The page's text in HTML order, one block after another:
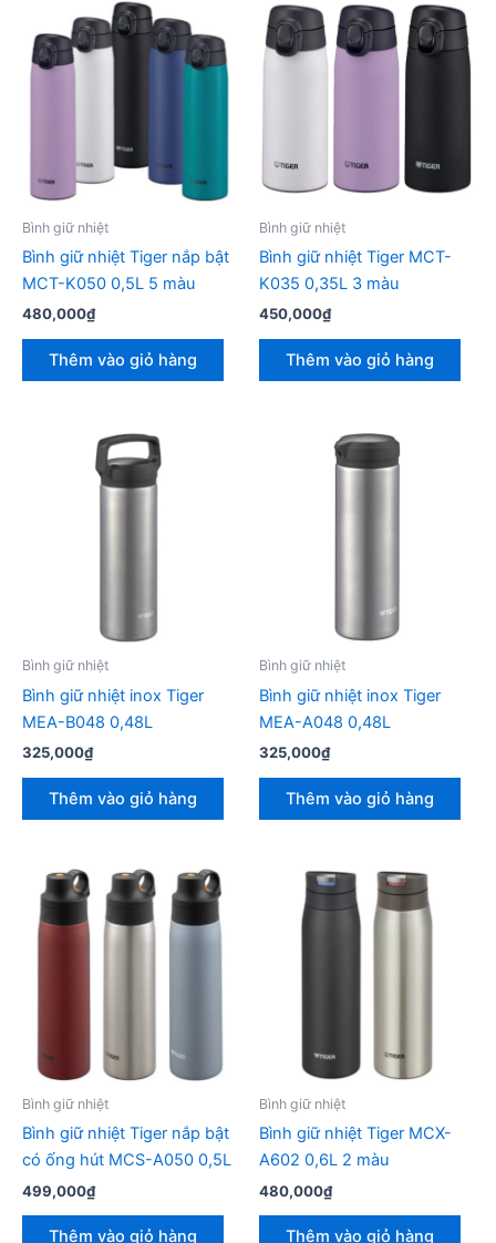
Bình giữ nhiệt
Bình giữ nhiệt Tiger nắp bật
MCT-K050 0,5L 5 màu
480,000₫
Thêm vào giỏ hàng
Bình giữ nhiệt
Bình giữ nhiệt Tiger MCT-
K035 0,35L 3 màu
450,000₫
Thêm vào giỏ hàng
Bình giữ nhiệt
Bình giữ nhiệt inox Tiger
MEA-B048 0,48L
325,000₫
Thêm vào giỏ hàng
Bình giữ nhiệt
Bình giữ nhiệt inox Tiger
MEA-A048 0,48L
325,000₫
Thêm vào giỏ hàng
Bình giữ nhiệt
Bình giữ nhiệt Tiger nắp bật
có ống hút MCS-A050 0,5L
499,000₫
Thêm vào giỏ hàng
Bình giữ nhiệt
Bình giữ nhiệt Tiger MCX-
A602 0,6L 2 màu
480,000₫
Thêm vào giỏ hàng